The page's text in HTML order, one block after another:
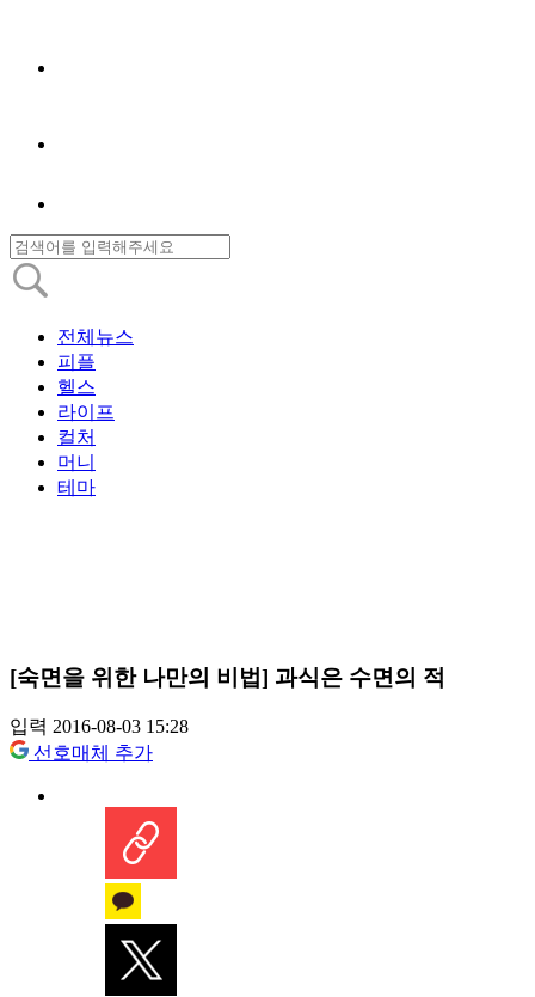
전체뉴스
피플
헬스
라이프
컬처
머니
테마
[숙면을 위한 나만의 비법] 과식은 수면의 적
입력 2016-08-03 15:28
선호매체 추가